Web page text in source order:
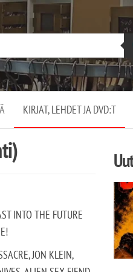
KIRJAT, LEHDET JA DVD:T
INTO THE FUTURE
JON KLEIN,